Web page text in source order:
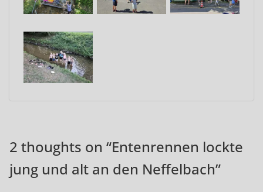
2 thoughts on “Entenrennen lockte
jung und alt an den Neffelbach”